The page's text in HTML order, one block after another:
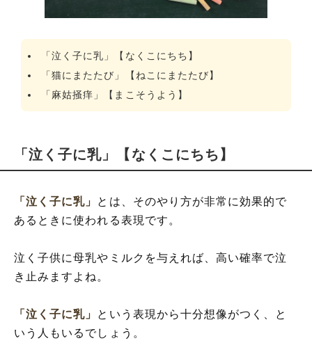
「泣く子に乳」【なくこにちち】
「猫にまたたび」【ねこにまたたび】
「麻姑掻痒」【まこそうよう】
「泣く子に乳」【なくこにちち】
「泣く子に乳」 とは、そのやり方が非常に効果的で
あるときに使われる表現です。
泣く子供に母乳やミルクを与えれば、高い確率で泣
き止みますよね。
「泣く子に乳」 という表現から十分想像がつく、と
いう人もいるでしょう。